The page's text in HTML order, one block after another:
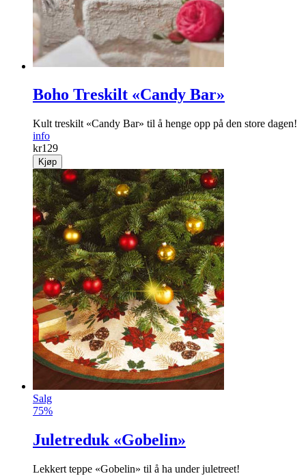
Boho Treskilt «Candy Bar»
Kult treskilt «Candy Bar» til å henge opp på den store dagen!
info
kr129
Kjøp
Salg
75%
Juletreduk «Gobelin»
Lekkert teppe «Gobelin» til å ha under juletreet!